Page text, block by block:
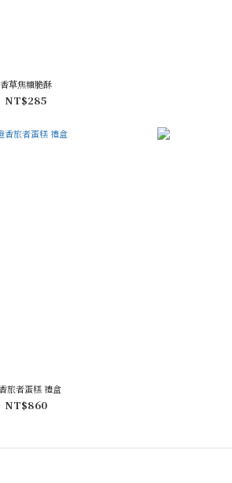
香草焦糖脆酥
NT$285
旅者蛋糕 禮盒
NT$860